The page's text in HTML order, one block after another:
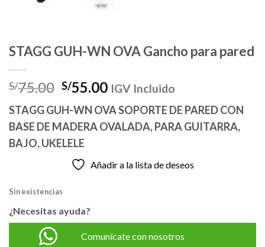
STAGG GUH-WN OVA Gancho para pared
S/75.00 El
original
era:
S/75.00.
S/55.00El
actual
es:
IGV Incluido
STAGG GUH-WN OVA SOPORTE DE PARED CON
BASE DE MADERA OVALADA, PARA GUITARRA,
BAJO, UKELELE
Añadir a la lista de deseos
Sin existencias
¿Necesitas ayuda?
Comunícate con nosotros